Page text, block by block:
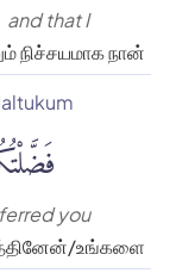
and that I
நிச்சயமாக நான்
you
உங்களை